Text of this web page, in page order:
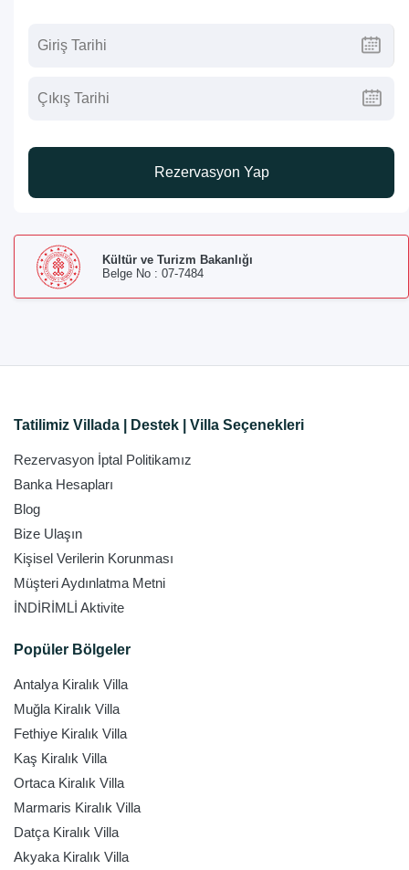
Rezervasyon Yap
Kültür ve Turizm Bakanlığı
Belge No : 07-7484
Tatilimiz Villada | Destek | Villa Seçenekleri
Rezervasyon İptal Politikamız
Banka Hesapları
Blog
Bize Ulaşın
Kişisel Verilerin Korunması
Müşteri Aydınlatma Metni
İNDİRİMLİ Aktivite
Popüler Bölgeler
Antalya Kiralık Villa
Muğla Kiralık Villa
Fethiye Kiralık Villa
Kaş Kiralık Villa
Ortaca Kiralık Villa
Marmaris Kiralık Villa
Datça Kiralık Villa
Akyaka Kiralık Villa